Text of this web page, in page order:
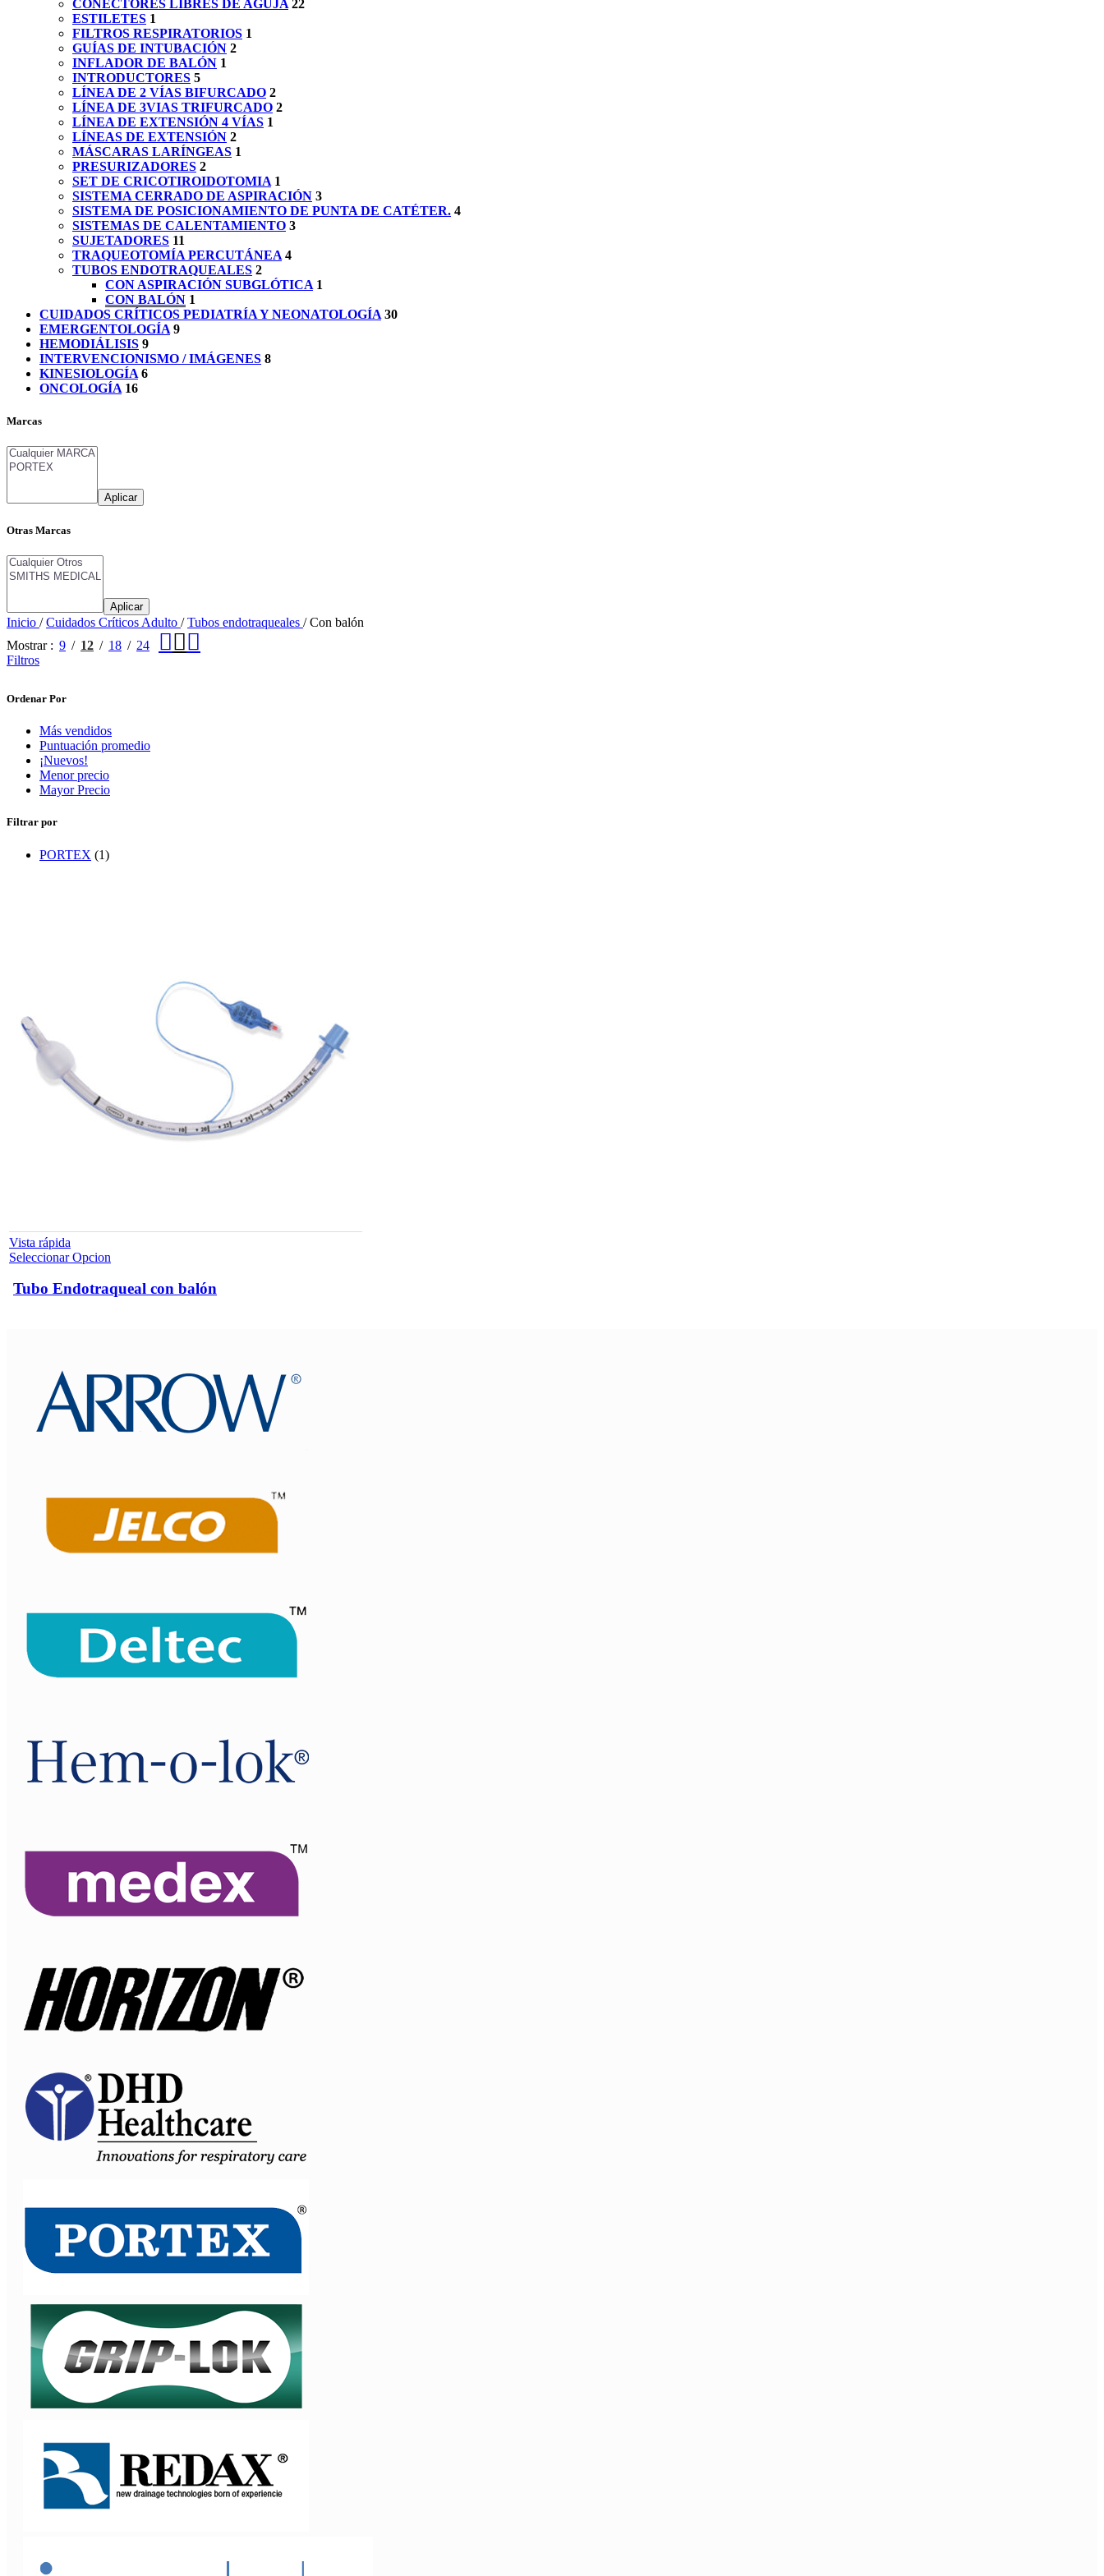
CONECTORES LIBRES DE AGUJA 22
ESTILETES 1
FILTROS RESPIRATORIOS 1
GUÍAS DE INTUBACIÓN 2
INFLADOR DE BALÓN 1
INTRODUCTORES 5
LÍNEA DE 2 VÍAS BIFURCADO 2
LÍNEA DE 3VIAS TRIFURCADO 2
LÍNEA DE EXTENSIÓN 4 VÍAS 1
LÍNEAS DE EXTENSIÓN 2
MÁSCARAS LARÍNGEAS 1
PRESURIZADORES 2
SET DE CRICOTIROIDOTOMIA 1
SISTEMA CERRADO DE ASPIRACIÓN 3
SISTEMA DE POSICIONAMIENTO DE PUNTA DE CATÉTER. 4
SISTEMAS DE CALENTAMIENTO 3
SUJETADORES 11
TRAQUEOTOMÍA PERCUTÁNEA 4
TUBOS ENDOTRAQUEALES 2
CON ASPIRACIÓN SUBGLÓTICA 1
CON BALÓN 1
CUIDADOS CRÍTICOS PEDIATRÍA Y NEONATOLOGÍA 30
EMERGENTOLOGÍA 9
HEMODIÁLISIS 9
INTERVENCIONISMO / IMÁGENES 8
KINESIOLOGÍA 6
ONCOLOGÍA 16
Marcas
Aplicar
Otras Marcas
Aplicar
Inicio / Cuidados Críticos Adulto / Tubos endotraqueales / Con balón
Mostrar
9 12 18
24
Filtros
Ordenar Por
Más vendidos
Puntuación promedio
¡Nuevos!
Menor precio
Mayor Precio
Filtrar por
PORTEX (1)
Vista rápida
Seleccionar Opcion
tiene
múltiples
pueden
elegir
en
la
página
Tubo Endotraqueal con balón